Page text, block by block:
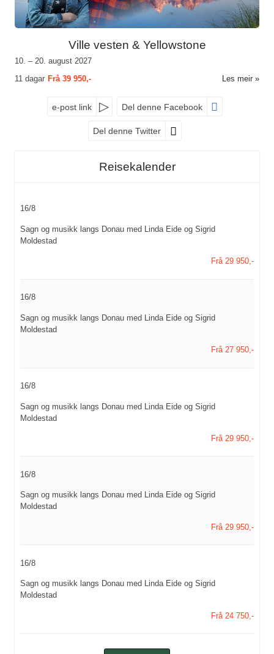
Ville vesten & Yellowstone
10. – 20. august 2027
11 dagar Frå 39 950,- Les meir
e-post link Del denne Facebook
Del denne Twitter
Reisekalender
16/8
Sagn og musikk langs Donau med Linda Eide og Sigrid
Moldestad
Frå 29 950,-
16/8
Sagn og musikk langs Donau med Linda Eide og Sigrid
Moldestad
Frå 27 950,-
16/8
Sagn og musikk langs Donau med Linda Eide og Sigrid
Moldestad
Frå 29 950,-
16/8
Sagn og musikk langs Donau med Linda Eide og Sigrid
Moldestad
Frå 29 950,-
16/8
Sagn og musikk langs Donau med Linda Eide og Sigrid
Moldestad
Frå 24 750,-